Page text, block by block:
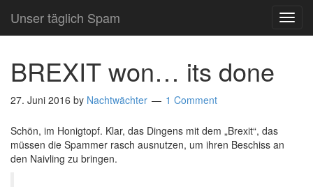
Unser täglich Spam
BREXIT won… its done
27. Juni 2016 by Nachtwächter 1 Comment
Schön, im Honigtopf. Klar, das Dingens mit dem „Brexit“, das
müssen die Spammer rasch ausnutzen, um ihren Beschiss an
den Naivling zu bringen.